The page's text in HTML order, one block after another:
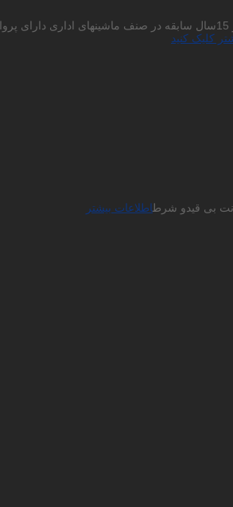
احتراما به استحضار میرساند شرکت پردیس چاپگر باران سهامی خاص به شماره ثبت
کلیک کنید
بی قیدو شرطاطلاعات بیشتر